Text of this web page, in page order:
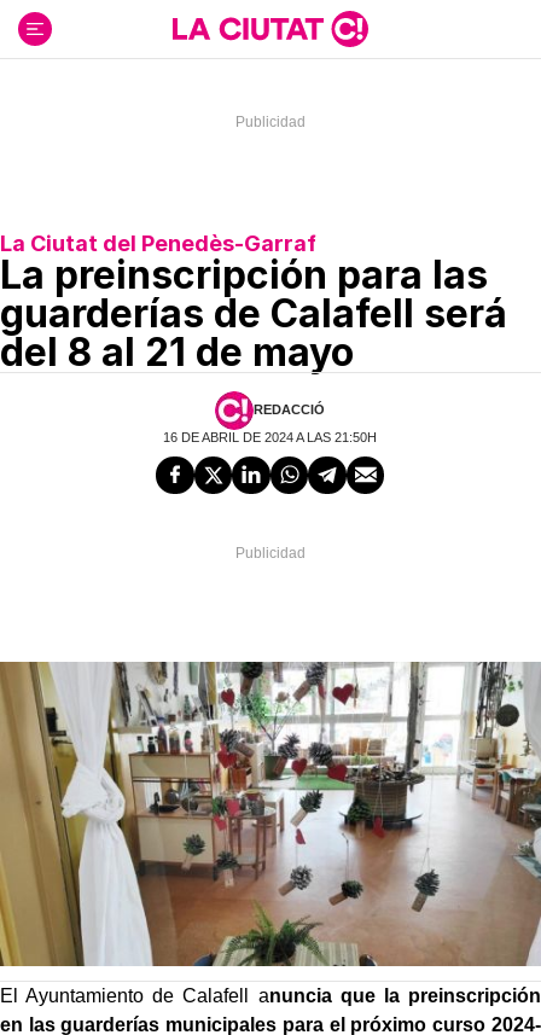
contenido
La Ciutat del Penedès-Garraf
La preinscripción para las
guarderías de Calafell será
del 8 al 21 de mayo
REDACCIÓ
16 DE ABRIL DE 2024 A LAS 21:50H
El Ayuntamiento de Calafell anuncia que la preinscripción
en las guarderías municipales para el próximo curso 2024-